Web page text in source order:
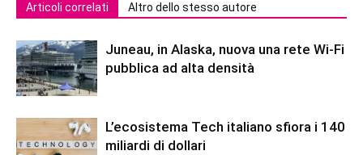
Articoli correlati Altro dello stesso autore
Juneau, in Alaska, nuova una rete Wi-Fi
pubblica ad alta densità
L’ecosistema Tech italiano sfiora i 140
miliardi di dollari